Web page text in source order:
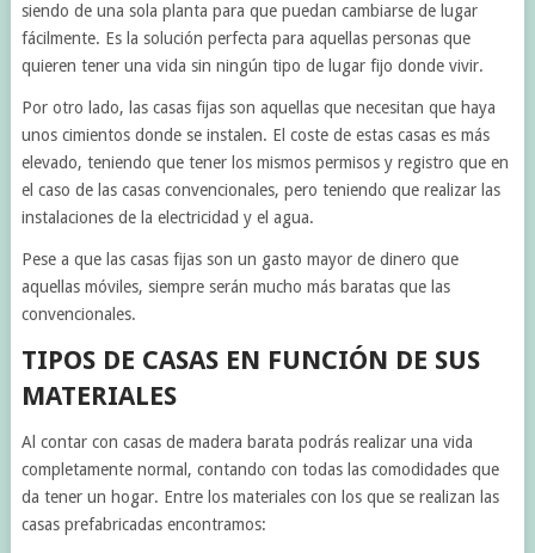
siendo de una sola planta para que puedan cambiarse de lugar
fácilmente. Es la solución perfecta para aquellas personas que
quieren tener una vida sin ningún tipo de lugar fijo donde vivir.
Por otro lado, las casas fijas son aquellas que necesitan que haya
unos cimientos donde se instalen. El coste de estas casas es más
elevado, teniendo que tener los mismos permisos y registro que en
el caso de las casas convencionales, pero teniendo que realizar las
instalaciones de la electricidad y el agua.
Pese a que las casas fijas son un gasto mayor de dinero que
aquellas móviles, siempre serán mucho más baratas que las
convencionales.
TIPOS DE CASAS EN FUNCIÓN DE SUS
MATERIALES
Al contar con casas de madera barata podrás realizar una vida
completamente normal, contando con todas las comodidades que
da tener un hogar. Entre los materiales con los que se realizan las
casas prefabricadas encontramos: